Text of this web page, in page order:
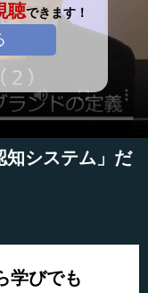
聴できます！
知システム」だ
学びでも